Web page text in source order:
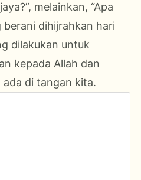
melainkan, “Apa
dihijrahkan hari
dilakukan untuk
kepada Allah dan
ada di tangan kita.